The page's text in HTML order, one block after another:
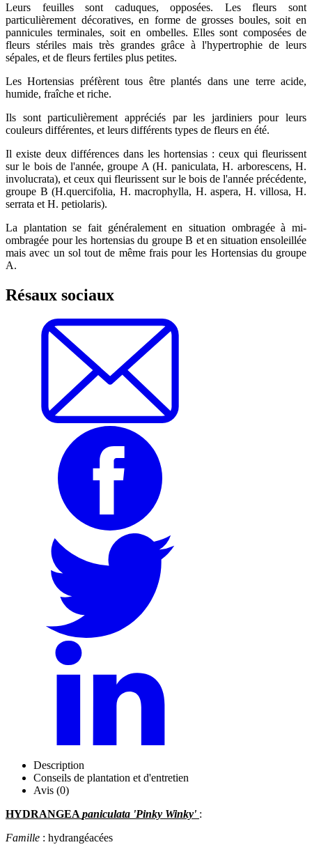
Leurs feuilles sont caduques, opposées. Les fleurs sont
particulièrement décoratives, en forme de grosses boules, soit en
pannicules terminales, soit en ombelles. Elles sont composées de
fleurs stériles mais très grandes grâce à l'hypertrophie de leurs
sépales, et de fleurs fertiles plus petites.
Les Hortensias préfèrent tous être plantés dans une terre acide,
humide, fraîche et riche.
Ils sont particulièrement appréciés par les jardiniers pour leurs
couleurs différentes, et leurs différents types de fleurs en été.
Il existe deux différences dans les hortensias : ceux qui fleurissent
sur le bois de l'année, groupe A (H. paniculata, H. arborescens, H.
involucrata), et ceux qui fleurissent sur le bois de l'année précédente,
groupe B (H.quercifolia, H. macrophylla, H. aspera, H. villosa, H.
serrata et H. petiolaris).
La plantation se fait généralement en situation ombragée à mi-
ombragée pour les hortensias du groupe B et en situation ensoleillée
mais avec un sol tout de même frais pour les Hortensias du groupe
A.
Résaux sociaux
Description
Conseils de plantation et d'entretien
Avis (0)
HYDRANGEA paniculata 'Pinky Winky' :
Famille : hydrangéacées